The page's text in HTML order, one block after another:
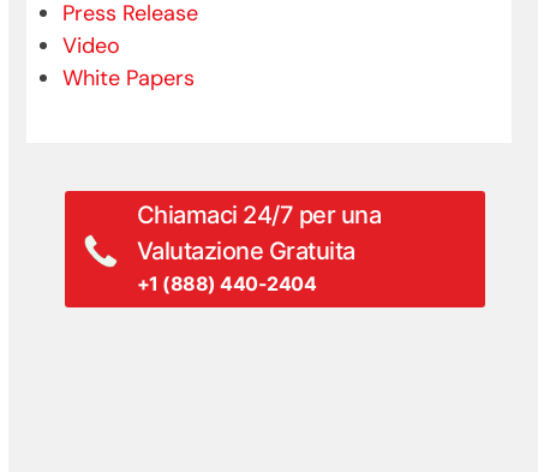
Press Release
Video
White Papers
Chiamaci 24/7 per una
Valutazione Gratuita
+1 (888) 440-2404